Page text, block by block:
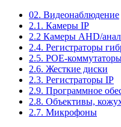
02. Видеонаблюдение
2.1. Камеры IP
2.2 Камеры AHD/
2.4. Регистраторы
2.5. РОЕ-
2.6. Жесткие диски
2.3. Регистраторы IP
2.9. Программное
2.8. Объективы,
2.7. Микрофоны